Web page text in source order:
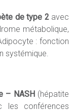
de type 2avec
métabolique,
: fonction
systémique.
– NASH (hépatite
les conférences